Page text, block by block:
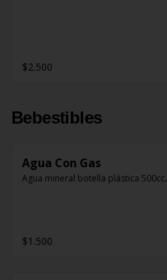
$2.500
Bebestibles
Agua Con Gas
Agua mineral botella plástica 500cc.
$1.500